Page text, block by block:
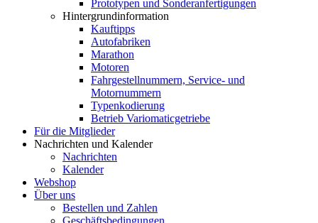
Prototypen und Sonderanfertigungen
Hintergrundinformation
Kauftipps
Autofabriken
Marathon
Motoren
Fahrgestellnummern, Service- und
Motornummern
Typenkodierung
Betrieb Variomaticgetriebe
Für die Mitglieder
Nachrichten und Kalender
Nachrichten
Kalender
Webshop
Über uns
Bestellen und Zahlen
Geschäftsbedingungen